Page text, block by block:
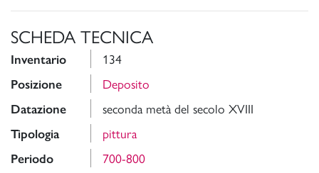
SCHEDA TECNICA
Inventario 134
Posizione Deposito
Datazione seconda metà del secolo XVIII
Tipologia pittura
Periodo 700-800